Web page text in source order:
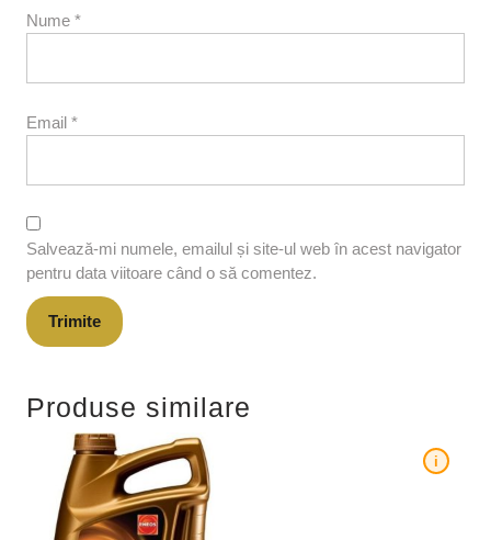
Nume *
Email *
Salvează-mi numele, emailul și site-ul web în acest navigator
pentru data viitoare când o să comentez.
Produse similare
i